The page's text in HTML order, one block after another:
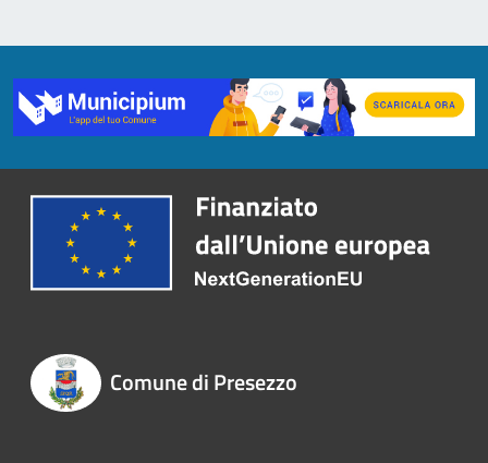
Comune di Presezzo